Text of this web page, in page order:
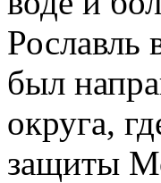
Рославль
был
округа,
защиты